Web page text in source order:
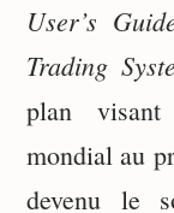
User’s
Trading
plan
mondial au
devenu le